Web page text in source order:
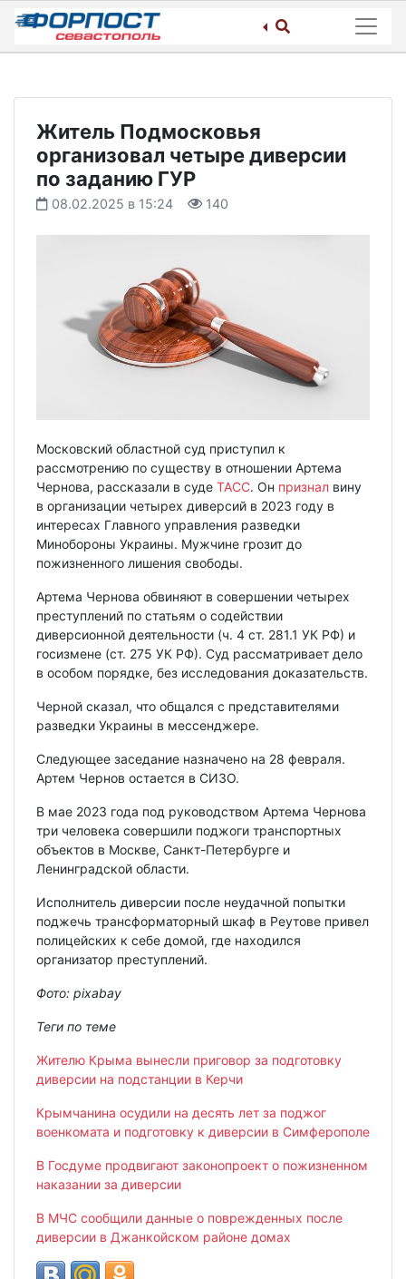
Skip
content
Житель Подмосковья
организовал четыре диверсии
по заданию ГУР
08.02.2025 в 15:24 140
Московский областной суд приступил к
рассмотрению по существу в отношении Артема
Чернова, рассказали в суде ТАСС. Он признал вину
в организации четырех диверсий в 2023 году в
интересах Главного управления разведки
Минобороны Украины. Мужчине грозит до
пожизненного лишения свободы.
Артема Чернова обвиняют в совершении четырех
преступлений по статьям о содействии
диверсионной деятельности (ч. 4 ст. 281.1 УК РФ) и
госизмене (ст. 275 УК РФ). Суд рассматривает дело
в особом порядке, без исследования доказательств.
Черной сказал, что общался с представителями
разведки Украины в мессенджере.
Следующее заседание назначено на 28 февраля.
Артем Чернов остается в СИЗО.
В мае 2023 года под руководством Артема Чернова
три человека совершили поджоги транспортных
объектов в Москве, Санкт-Петербурге и
Ленинградской области.
Исполнитель диверсии после неудачной попытки
поджечь трансформаторный шкаф в Реутове привел
полицейских к себе домой, где находился
организатор преступлений.
Фото: pixabay
Теги по теме
Жителю Крыма вынесли приговор за подготовку
диверсии на подстанции в Керчи
Крымчанина осудили на десять лет за поджог
военкомата и подготовку к диверсии в Симферополе
В Госдуме продвигают законопроект о пожизненном
наказании за диверсии
В МЧС сообщили данные о поврежденных после
диверсии в Джанкойском районе домах